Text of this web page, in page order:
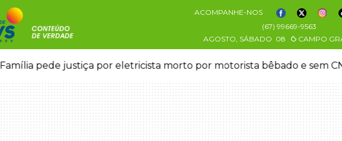
ACOMPANHE-NOS
(67) 99669-9563
AGOSTO, SÁBADO 08 CAMPO
Família pede justiça por eletricista morto por motorista bêbado e sem